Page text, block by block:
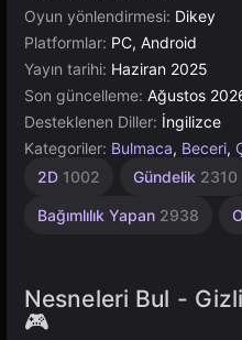
Oyun yönlendirmesi: Dikey
Platformlar: PC, Android
Yayın tarihi: Haziran 2025
Son güncelleme: Ağustos
Desteklenen Diller: İngilizce
Kategoriler: Bulmaca, Beceri,
2D 1002 Gündelik 2310
Bağımlılık Yapan 2938
Fark
71
Arayın
Bulun
Saklambaç
Masaüstü
1
4146
Çocuklar
1480
Unity
3174
Nesneleri Bul -
🎮